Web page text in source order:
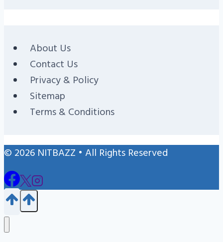
About Us
Contact Us
Privacy & Policy
Sitemap
Terms & Conditions
© 2026 NITBAZZ • All Rights Reserved